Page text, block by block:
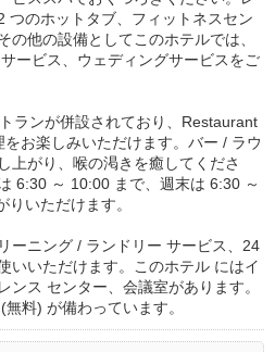
つのホットタブ、フィットネスセン
の他の設備としてこのホテルでは、
ービス、ウェディングサービスをご
ランが併設されており、Restaurant
お楽しみいただけます。バー / ラウ
上がり、喉の渇きを癒してくださ
6:30 ～ 10:00 まで、週末は 6:30 ～
いただけます。
ーニング / ランドリー サービス、24
いいただけます。このホテル にはイ
ンス センター、会議室があります。
料) が備わっています。